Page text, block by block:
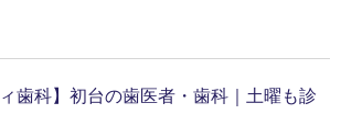
歯科】初台の歯医者・歯科｜土曜も診